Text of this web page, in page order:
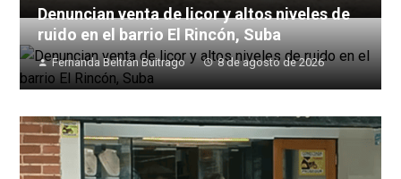
Denuncian venta de licor y altos niveles de
ruido en el barrio El Rincón, Suba
Fernanda Beltrán Buitrago 8 de agosto de 2026